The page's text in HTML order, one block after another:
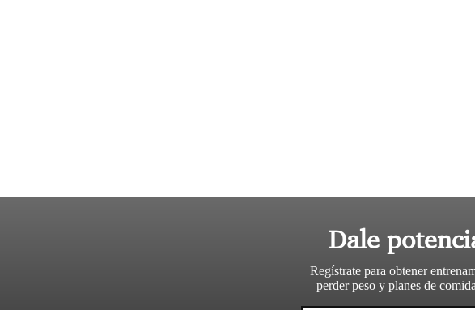
Dale
Regístrate para obtener
perder peso y planes de